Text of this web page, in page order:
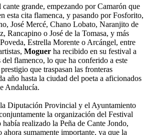
grande, empezando por Camarón que
esta cita flamenca, y pasando por Fosforito,
José Mercé, Chano Lobato, Naranjito de
Rancapino o José de la Tomasa, y más
Estrella Morente o Arcángel, entre
Moguer ha recibido en su festival a
del flamenco, lo que ha conferido a este
que traspasan las fronteras
año hasta la ciudad del poeta a aficionados
Andalucía.
Diputación Provincial y el Ayuntamiento
la organización del Festival
había realizado la Peña de Cante Jondo,
ahora sumamente importante, ya que la